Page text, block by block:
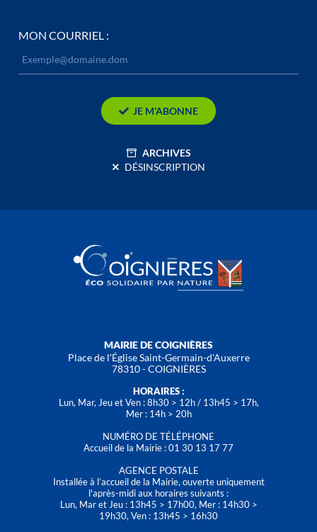
MON COURRIEL :
JE M’ABONNE
ARCHIVES
DÉSINSCRIPTION
MAIRIE DE COIGNIÈRES
Place de l'Église Saint-Germain-d'Auxerre
78310 - COIGNIÈRES
HORAIRES :
Lun, Mar, Jeu et Ven : 8h30 > 12h / 13h45 > 17h,
Mer : 14h > 20h
NUMÉRO DE TÉLÉPHONE
Accueil de la Mairie : 01 30 13 17 77
AGENCE POSTALE
Installée à l’accueil de la Mairie, ouverte uniquement
l'après-midi aux horaires suivants :
Lun, Mar et Jeu : 13h45 > 17h00, Mer : 14h30 >
19h30, Ven : 13h45 > 16h30